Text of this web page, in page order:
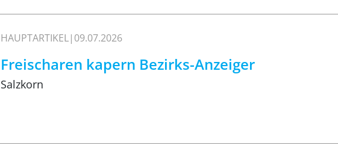
HAUPTARTIKEL 09.07.2026
Freischaren kapern Bezirks-Anzeiger
Salzkorn